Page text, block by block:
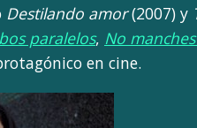
Destilando amor(2007) y
paralelos, No
en cine.